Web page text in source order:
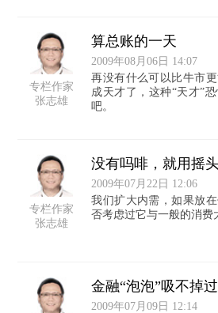
专栏作家
张志雄
算总账的一天
2009年08月06日 14:07
再没有什么可以比牛市
成天才了，这种“天才”
吧。
专栏作家
张志雄
没有吗啡，就用摇
2009年07月22日 12:06
我们扩大内需，如果放
否考虑过它与一般的消费
金融“泡泡”吸不掉
2009年07月09日 12:14